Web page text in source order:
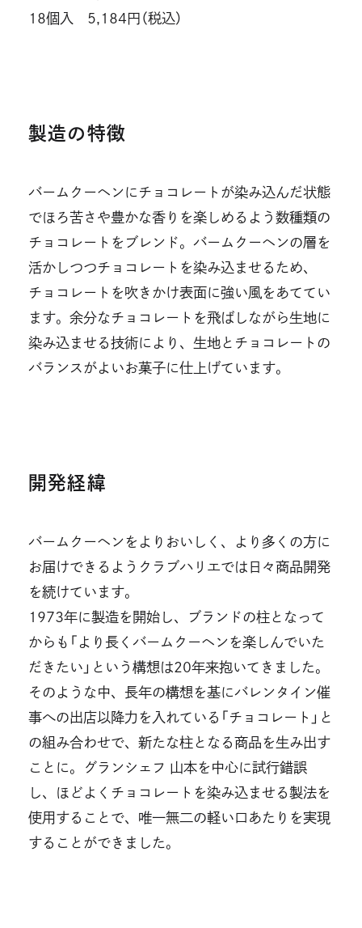
18個入 5,184円（税込）
製造の特徴
バームクーヘンにチョコレートが染み込んだ状態
でほろ苦さや豊かな香りを楽しめるよう数種類の
チョコレートをブレンド。バームクーヘンの層を
活かしつつチョコレートを染み込ませるため、
チョコレートを吹きかけ表面に強い風をあててい
ます。余分なチョコレートを飛ばしながら生地に
染み込ませる技術により、生地とチョコレートの
バランスがよいお菓子に仕上げています。
開発経緯
バームクーヘンをよりおいしく、より多くの方に
お届けできるようクラブハリエでは日々商品開発
を続けています。
1973年に製造を開始し、ブランドの柱となって
からも「より長くバームクーヘンを楽しんでいた
だきたい」という構想は20年来抱いてきました。
そのような中、長年の構想を基にバレンタイン催
事への出店以降力を入れている「チョコレート」と
の組み合わせで、新たな柱となる商品を生み出す
ことに。グランシェフ 山本を中心に試行錯誤
し、ほどよくチョコレートを染み込ませる製法を
使用することで、唯一無二の軽い口あたりを実現
することができました。